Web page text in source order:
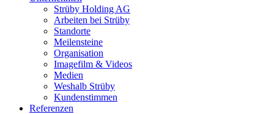
Strüby Holding AG
Arbeiten bei Strüby
Standorte
Meilensteine
Organisation
Imagefilm & Videos
Medien
Weshalb Strüby
Kundenstimmen
Referenzen